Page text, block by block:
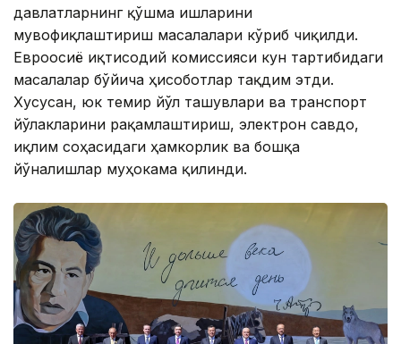
давлатларнинг қўшма ишларини
мувофиқлаштириш масалалари кўриб чиқилди.
Евроосиё иқтисодий комиссияси кун тартибидаги
масалалар бўйича ҳисоботлар тақдим этди.
Хусусан, юк темир йўл ташувлари ва транспорт
йўлакларини рақамлаштириш, электрон савдо,
иқлим соҳасидаги ҳамкорлик ва бошқа
йўналишлар муҳокама қилинди.